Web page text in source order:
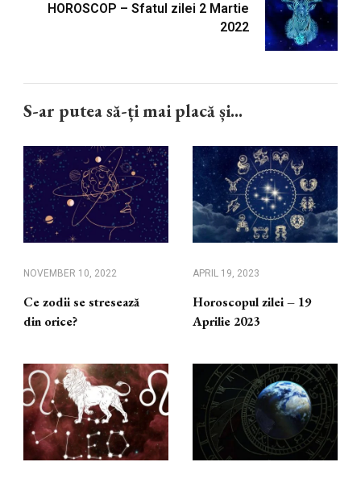
HOROSCOP – Sfatul zilei 2 Martie
2022
S-ar putea să-ți mai placă și...
NOVEMBER 10, 2022
Ce zodii se stresează
din orice?
APRIL 19, 2023
Horoscopul zilei – 19
Aprilie 2023